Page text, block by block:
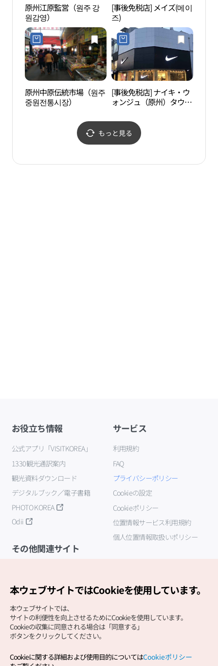
原州江原監営（원주 강
원감영）
[事後免税店] メイズ(메이
즈)
原州中原伝統市場（원주
중원전통시장）
[事後免税店] ナイキ・ウ
ォンジュ（原州）タウン
もっと見る
お役立ち情報
公式アプリ「VISITKOREA」
1330観光通訳案内
観光資料ダウンロード
デジタルブック／電子書籍
PHOTO KOREA
Odii
サービス
利用規約
FAQ
プライバシーポリシー
Cookieの設定
Cookieポリシー
位置情報サービス利用規約
個人位置情報取扱いポリシー
その他関連サイト
Copyright (c) Korea Tourism Organization All Rights
本ウェブサイトではCookieを使用しています。
本ウェブサイトでは、
サイトの利便性を向上させるためにCookieを使用しています。
Cookieの収集に同意される場合は「同意する」
ボタンをクリックしてください。
Cookieに関する詳細および使用目的についてはCookieポリシー